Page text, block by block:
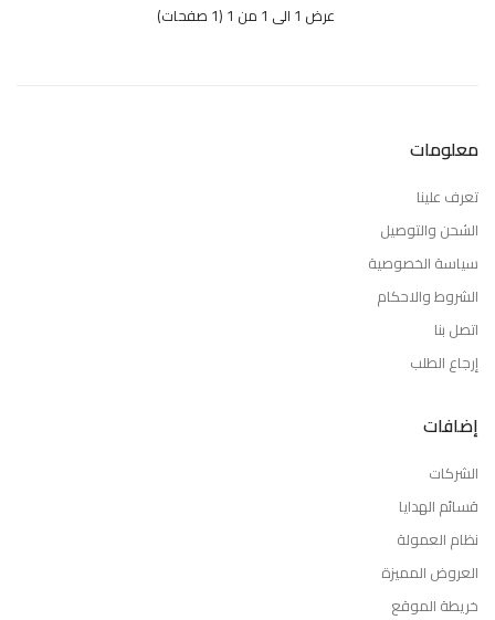
عرض 1 الى 1 من 1 (1 صفحات)
معلومات
تعرف علينا
الشحن والتوصيل
سياسة الخصوصية
الشروط والاحكام
اتصل بنا
إرجاع الطلب
إضافات
الشركات
قسائم الهدايا
نظام العمولة
العروض المميزة
خريطة الموقع